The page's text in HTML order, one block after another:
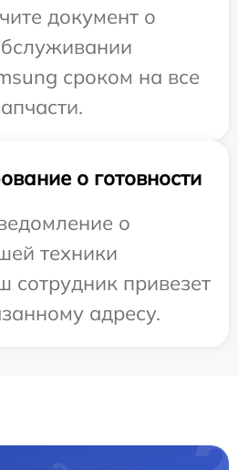
документ о
сроком на все
о готовности
о
техники
сотрудник привезет
адресу.